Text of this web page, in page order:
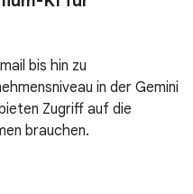
bis hin zu
in der Gemini
Zugriff auf die
brauchen.